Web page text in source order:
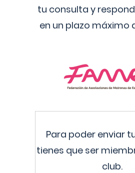
tu consulta y
en un plazo máximo
Para poder enviar
tienes que ser
club.